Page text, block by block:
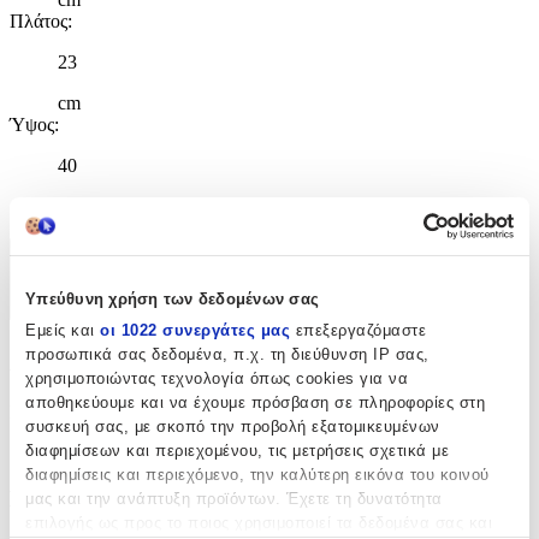
Υπεύθυνη χρήση των δεδομένων σας
Εμείς και οι 1022 συνεργάτες μας επεξεργαζόμαστε
προσωπικά σας δεδομένα, π.χ. τη διεύθυνση IP σας,
χρησιμοποιώντας τεχνολογία όπως cookies για να
αποθηκεύουμε και να έχουμε πρόσβαση σε πληροφορίες στη
συσκευή σας, με σκοπό την προβολή εξατομικευμένων
διαφημίσεων και περιεχομένου, τις μετρήσεις σχετικά με
διαφημίσεις και περιεχόμενο, την καλύτερη εικόνα του κοινού
μας και την ανάπτυξη προϊόντων. Έχετε τη δυνατότητα
Πλάτος:
23
cm
Ύψος:
40
+
Χαρακτηριστικά
Κατασκευαστής:
Polo
Βασικά Χαρακτηριστικά